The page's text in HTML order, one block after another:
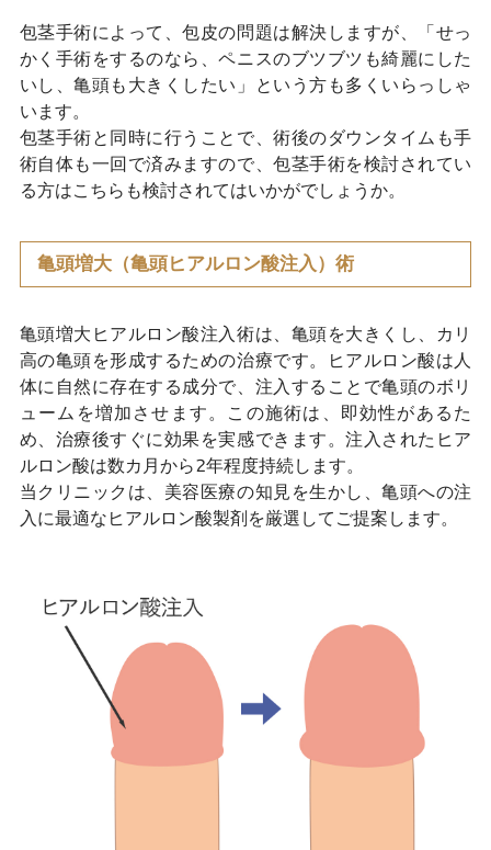
包茎手術によって、包皮の問題は解決しますが、「せっ
かく手術をするのなら、ペニスのブツブツも綺麗にした
いし、亀頭も大きくしたい」という方も多くいらっしゃ
います。
包茎手術と同時に行うことで、術後のダウンタイムも手
術自体も一回で済みますので、包茎手術を検討されてい
る方はこちらも検討されてはいかがでしょうか。
亀頭増大（亀頭ヒアルロン酸注入）術
亀頭増大ヒアルロン酸注入術は、亀頭を大きくし、カリ
高の亀頭を形成するための治療です。ヒアルロン酸は人
体に自然に存在する成分で、注入することで亀頭のボリ
ュームを増加させます。この施術は、即効性があるた
め、治療後すぐに効果を実感できます。注入されたヒア
ルロン酸は数カ月から2年程度持続します。
当クリニックは、美容医療の知見を生かし、亀頭への注
入に最適なヒアルロン酸製剤を厳選してご提案します。